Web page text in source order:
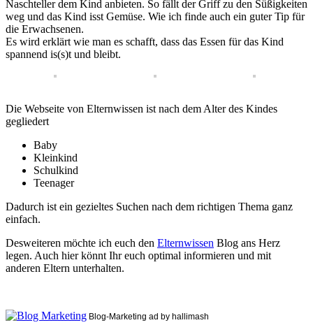
Naschteller dem Kind anbieten. So fällt der Griff zu den Süßigkeiten
weg und das Kind isst Gemüse. Wie ich finde auch ein guter Tip für
die Erwachsenen.
Es wird erklärt wie man es schafft, dass das Essen für das Kind
spannend is(s)t und bleibt.
Die Webseite von Elternwissen ist nach dem Alter des Kindes
gegliedert
Baby
Kleinkind
Schulkind
Teenager
Dadurch ist ein gezieltes Suchen nach dem richtigen Thema ganz
einfach.
Desweiteren möchte ich euch den Elternwissen Blog ans Herz
legen. Auch hier könnt Ihr euch optimal informieren und mit
anderen Eltern unterhalten.
Blog-Marketing ad by hallimash